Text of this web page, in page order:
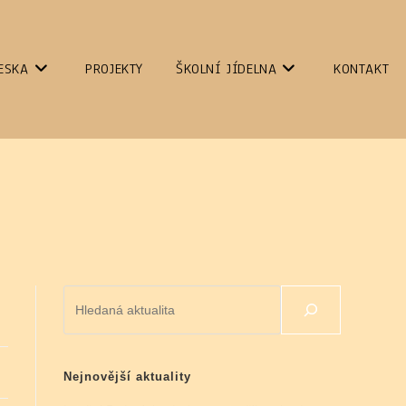
PROJEKTY ŠKOLNÍ JÍDELNA KONTAKT
Nejnovější aktuality